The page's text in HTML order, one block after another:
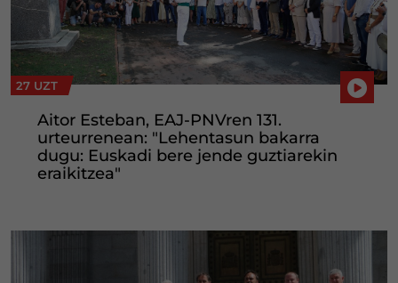
27 UZT
Aitor Esteban, EAJ-PNVren 131.
urteurrenean: "Lehentasun bakarra
dugu: Euskadi bere jende guztiarekin
eraikitzea"